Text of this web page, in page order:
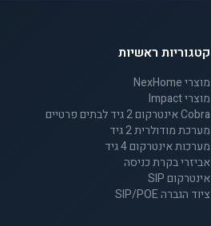
קטגוריות ראשיות
מוצרי NexHome
מוצרי Impact
Cobra אינטרקום 2 גיד לבתים פרטיים
מערכת מודולרית 2 גיד
מערכות אינטרקום 4 גיד
אביזרי בקרת כניסה
אינטרקום SIP
ציוד הגברה SIP/POE